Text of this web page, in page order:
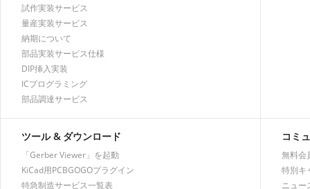
試作実装サービス
量産実装サービス
納期について
部品実装サービス仕様
DIP挿入実装
ICプログラミング
部品調達サービス
ツール & ダウンロード
「Gerber Viewer」を起動
KiCad用PCBGOGOプラグイン
特急制造サービス一覧表
コミ
無料会
特別キ
ニュー